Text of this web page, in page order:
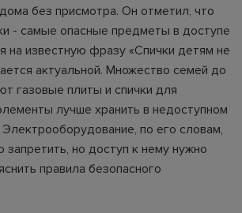
без присмотра. Он отметил, что
- самые опасные предметы в доступе
на известную фразу «Спички детям не
актуальной. Множество семей до
газовые плиты и спички для
лучше хранить в недоступном
по его словам,
запретить, но доступ к нему нужно
правила безопасного